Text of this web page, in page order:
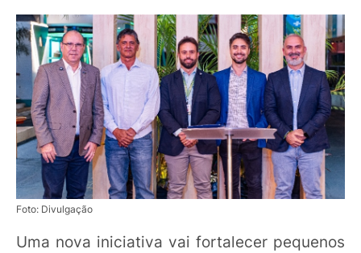
Foto: Divulgação
Uma nova iniciativa vai fortalecer pequenos